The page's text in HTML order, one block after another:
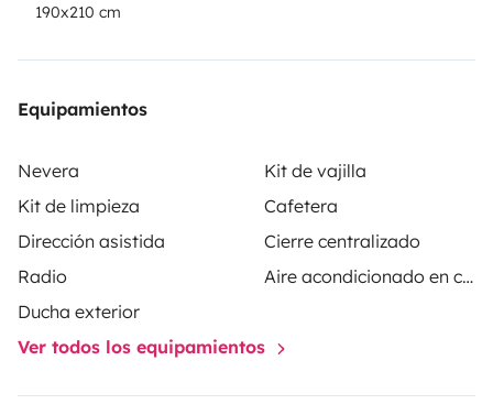
190x210 cm
Equipamientos
Nevera
Kit de vajilla
Kit de limpieza
Cafetera
Dirección asistida
Cierre centralizado
Radio
Aire acondicionado en cabina
Ducha exterior
Ver todos los equipamientos